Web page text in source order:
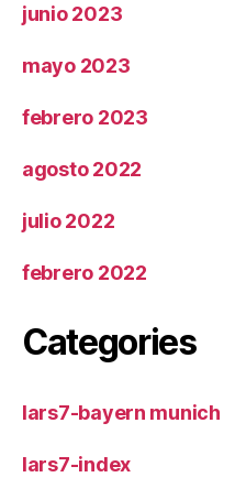
junio 2023
mayo 2023
febrero 2023
agosto 2022
julio 2022
febrero 2022
Categories
lars7-bayern munich
lars7-index